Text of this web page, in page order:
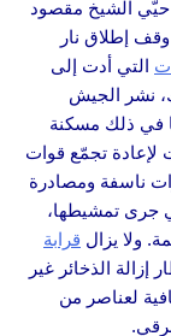
حيّي الشيخ مقصود
إطلاق نار
التي أدت إلى
نشر الجيش
في ذلك مسكنة
لإعادة تجمّع قوات
ناسفة ومصادرة
جرى تمشيطها،
ولا يزال قرابة
الذخائر غير
لعناصر من